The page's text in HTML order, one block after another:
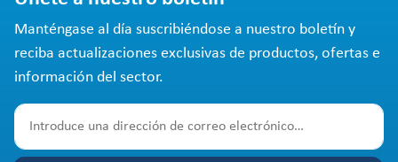
Manténgase al día suscribiéndose a nuestro boletín y
reciba actualizaciones exclusivas de productos, ofertas e
información del sector.